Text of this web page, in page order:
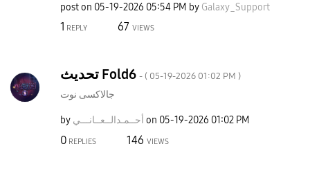
post on ‎05-19-2026 05:54 PM by Galaxy_Support
1 REPLY 67 VIEWS
تحديث Fold6 - ( ‎05-19-2026 01:02 PM )
جالاكسى نوت
by أحــمـدالــعــانـــي on ‎05-19-2026 01:02 PM
0 REPLIES 146 VIEWS